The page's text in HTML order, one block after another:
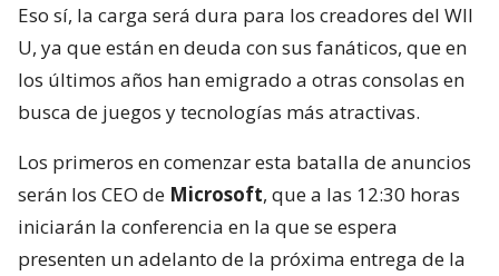
Eso sí, la carga será dura para los creadores del WII
U, ya que están en deuda con sus fanáticos, que en
los últimos años han emigrado a otras consolas en
busca de juegos y tecnologías más atractivas.
Los primeros en comenzar esta batalla de anuncios
serán los CEO de Microsoft, que a las 12:30 horas
iniciarán la conferencia en la que se espera
presenten un adelanto de la próxima entrega de la